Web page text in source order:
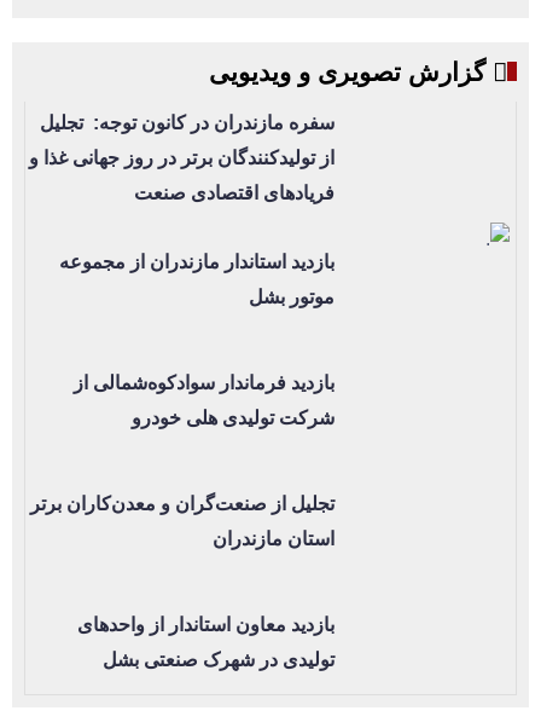
گزارش تصویری و ویدیویی
سفره مازندران در کانون توجه: تجلیل
از تولیدکنندگان برتر در روز جهانی غذا و
فریادهای اقتصادی صنعت
بازدید استاندار مازندران از مجموعه
موتور بشل
بازدید فرماندار سوادکوه‌شمالی از
شرکت تولیدی هلی خودرو
تجلیل از صنعت‌گران و معدن‌کاران برتر
استان مازندران
بازدید معاون استاندار از واحدهای
تولیدی در شهرک صنعتی بشل